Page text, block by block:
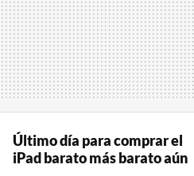
Último día para comprar el
iPad barato más barato aún